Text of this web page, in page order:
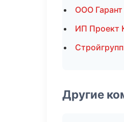
ООО
ИП Проект
Другие